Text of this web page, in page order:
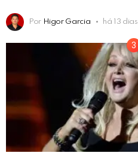
Por Higor Garcia há 13 dias